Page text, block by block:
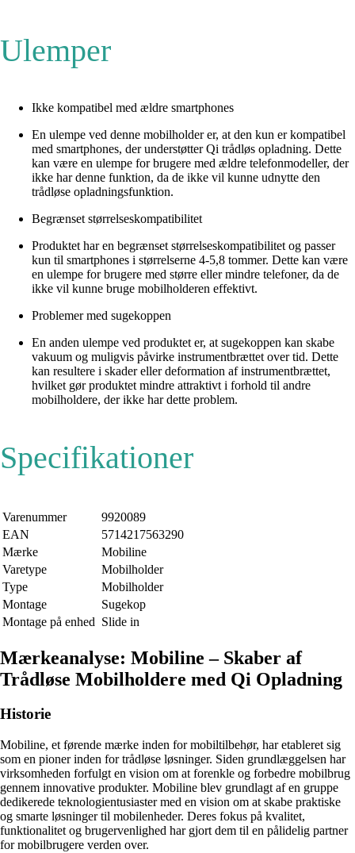
Ulemper
Ikke kompatibel med ældre smartphones
En ulempe ved denne mobilholder er, at den kun er kompatibel
med smartphones, der understøtter Qi trådløs opladning. Dette
kan være en ulempe for brugere med ældre telefonmodeller, der
ikke har denne funktion, da de ikke vil kunne udnytte den
trådløse opladningsfunktion.
Begrænset størrelseskompatibilitet
Produktet har en begrænset størrelseskompatibilitet og passer
kun til smartphones i størrelserne 4-5,8 tommer. Dette kan være
en ulempe for brugere med større eller mindre telefoner, da de
ikke vil kunne bruge mobilholderen effektivt.
Problemer med sugekoppen
En anden ulempe ved produktet er, at sugekoppen kan skabe
vakuum og muligvis påvirke instrumentbrættet over tid. Dette
kan resultere i skader eller deformation af instrumentbrættet,
hvilket gør produktet mindre attraktivt i forhold til andre
mobilholdere, der ikke har dette problem.
Specifikationer
Varenummer
9920089
EAN
5714217563290
Mærke
Mobiline
Varetype
Mobilholder
Type
Mobilholder
Montage
Sugekop
Montage på enhed Slide in
Mærkeanalyse: Mobiline – Skaber af
Trådløse Mobilholdere med Qi Opladning
Historie
Mobiline, et førende mærke inden for mobiltilbehør, har etableret sig
som en pioner inden for trådløse løsninger. Siden grundlæggelsen har
virksomheden forfulgt en vision om at forenkle og forbedre mobilbrug
gennem innovative produkter. Mobiline blev grundlagt af en gruppe
dedikerede teknologientusiaster med en vision om at skabe praktiske
og smarte løsninger til mobilenheder. Deres fokus på kvalitet,
funktionalitet og brugervenlighed har gjort dem til en pålidelig partner
for mobilbrugere verden over.